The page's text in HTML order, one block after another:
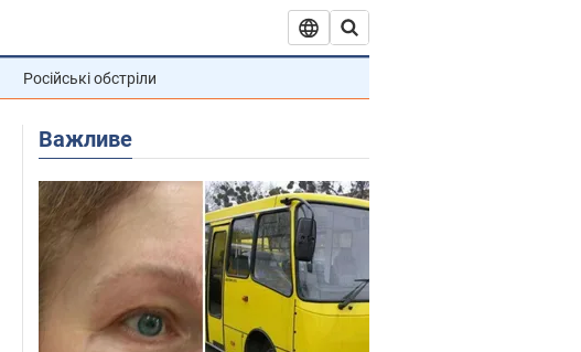
Російські обстріли
Важливе